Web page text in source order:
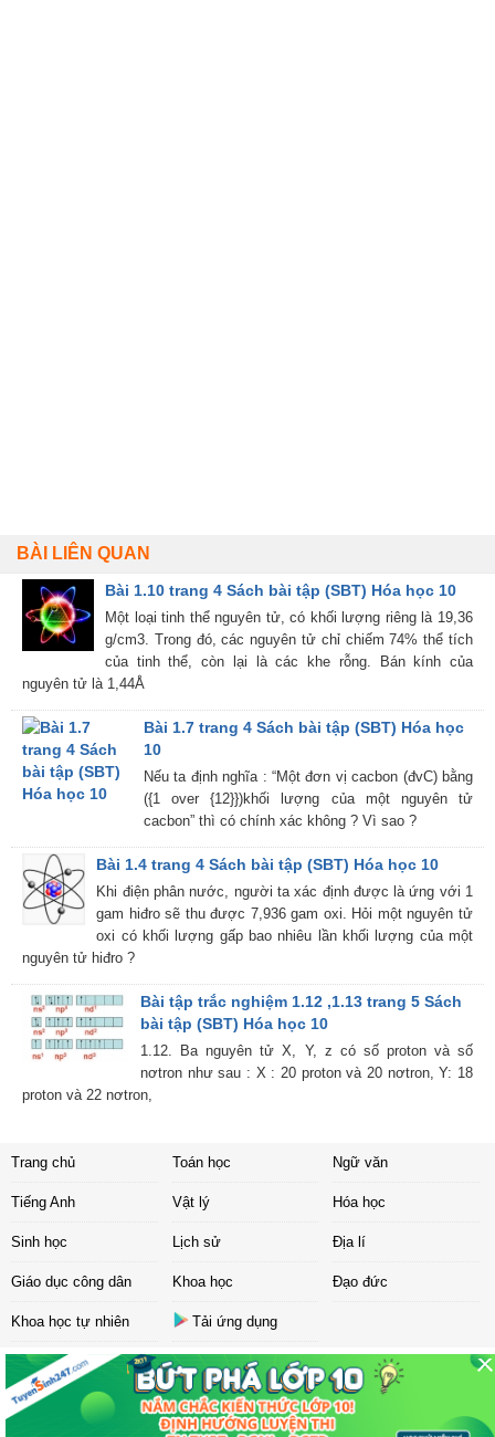
BÀI LIÊN QUAN
Bài 1.10 trang 4 Sách bài tập (SBT) Hóa học 10
Một loại tinh thể nguyên tử, có khối lượng riêng là 19,36
g/cm3. Trong đó, các nguyên tử chỉ chiếm 74% thể tích
của tinh thể, còn lại là các khe rỗng. Bán kính của
nguyên tử là 1,44Å
Bài 1.7 trang 4 Sách bài tập (SBT) Hóa học
10
Nếu ta định nghĩa : “Một đơn vị cacbon (đvC) bằng
({1 over {12}})khối lượng của một nguyên tử
cacbon” thì có chính xác không ? Vì sao ?
Bài 1.4 trang 4 Sách bài tập (SBT) Hóa học 10
Khi điện phân nước, người ta xác định được là ứng với 1
gam hiđro sẽ thu được 7,936 gam oxi. Hỏi một nguyên tử
oxi có khối lượng gấp bao nhiêu lần khối lượng của một
nguyên tử hiđro ?
Bài tập trắc nghiệm 1.12 ,1.13 trang 5 Sách
bài tập (SBT) Hóa học 10
1.12. Ba nguyên tử X, Y, z có số proton và số
nơtron như sau : X : 20 proton và 20 nơtron, Y: 18
proton và 22 nơtron,
Trang chủ Toán học Ngữ văn
Tiếng Anh Vật lý Hóa học
Sinh học Lịch sử Địa lí
Giáo dục công dân Khoa học Đạo đức
Khoa học tự nhiên Tải ứng dụng
Liên hệ|Chính sách
Copyright ©2017 Sachbaitap.com